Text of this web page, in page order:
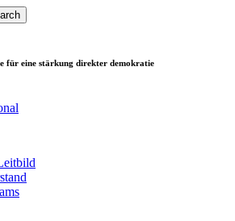
für eine stärkung direkter demokratie